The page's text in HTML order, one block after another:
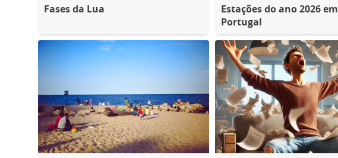
Fases da Lua
Estações do ano 2026 em
Portugal